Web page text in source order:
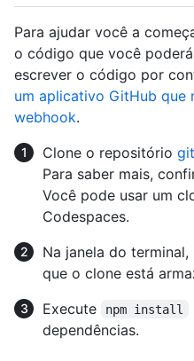
Para ajudar você a
o código que você
escrever o código por
um aplicativo GitHub que
webhook.
Clone o repositório
Para saber mais,
Você pode usar um
Codespaces.
Na janela do
que o clone está
Execute
npm install
dependências.